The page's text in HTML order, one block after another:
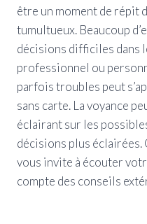
être un moment de répit
tumultueux. Beaucoup
décisions difficiles dans
professionnel ou
parfois troubles peut
sans carte. La voyance
éclairant sur les
décisions plus éclairées.
vous invite à écouter
compte des conseils